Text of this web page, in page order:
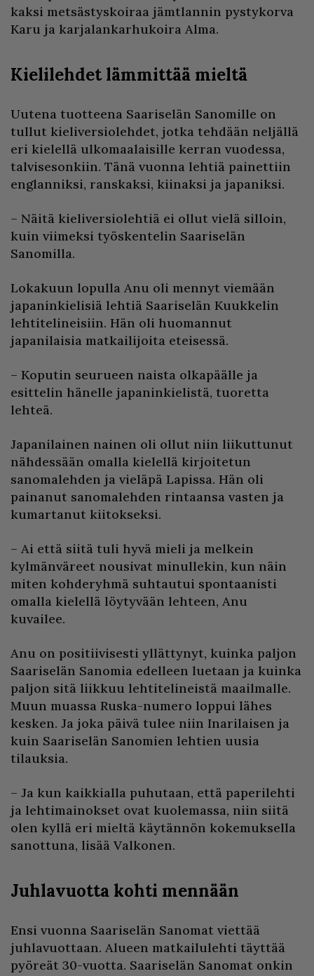
kaksi metsästyskoiraa jämtlannin pystykorva
Karu ja karjalankarhukoira Alma.
Kielilehdet lämmittää mieltä
Uutena tuotteena Saariselän Sanomille on
tullut kieliversiolehdet, jotka tehdään neljällä
eri kielellä ulkomaalaisille kerran vuodessa,
talvisesonkiin. Tänä vuonna lehtiä painettiin
englanniksi, ranskaksi, kiinaksi ja japaniksi.
– Näitä kieliversiolehtiä ei ollut vielä silloin,
kuin viimeksi työskentelin Saariselän
Sanomilla.
Lokakuun lopulla Anu oli mennyt viemään
japaninkielisiä lehtiä Saariselän Kuukkelin
lehtitelineisiin. Hän oli huomannut
japanilaisia matkailijoita eteisessä.
– Koputin seurueen naista olkapäälle ja
esittelin hänelle japaninkielistä, tuoretta
lehteä.
Japanilainen nainen oli ollut niin liikuttunut
nähdessään omalla kielellä kirjoitetun
sanomalehden ja vieläpä Lapissa. Hän oli
painanut sanomalehden rintaansa vasten ja
kumartanut kiitokseksi.
– Ai että siitä tuli hyvä mieli ja melkein
kylmänväreet nousivat minullekin, kun näin
miten kohderyhmä suhtautui spontaanisti
omalla kielellä löytyvään lehteen, Anu
kuvailee.
Anu on positiivisesti yllättynyt, kuinka paljon
Saariselän Sanomia edelleen luetaan ja kuinka
paljon sitä liikkuu lehtitelineistä maailmalle.
Muun muassa Ruska-numero loppui lähes
kesken. Ja joka päivä tulee niin Inarilaisen ja
kuin Saariselän Sanomien lehtien uusia
tilauksia.
– Ja kun kaikkialla puhutaan, että paperilehti
ja lehtimainokset ovat kuolemassa, niin siitä
olen kyllä eri mieltä käytännön kokemuksella
sanottuna, lisää Valkonen.
Juhlavuotta kohti mennään
Ensi vuonna Saariselän Sanomat viettää
juhlavuottaan. Alueen matkailulehti täyttää
pyöreät 30-vuotta. Saariselän Sanomat onkin